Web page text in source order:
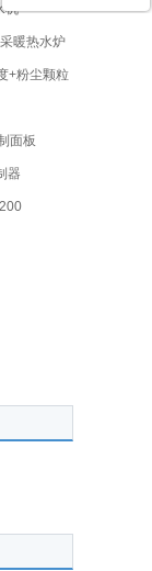
机
暖热水炉
+粉尘颗粒
面板
器